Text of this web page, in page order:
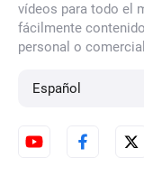
vídeos para todo el
fácilmente
personal o
Español